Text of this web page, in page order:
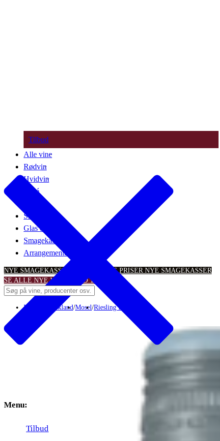
Menu:
Tilbud
Tilbud
Alle vine
Rødvin
Hvidvin
Rosé
Søde vine
Glas & tilbehør
Smagekasser
Arrangementer
NYE SMAGEKASSER – TIL SKARPE PRISER NYE SMAGEKASSER
SE ALLE NYE VINTILBUDTILBUD
Hvidvin Tyskland/Mosel/Riesling Feinherb